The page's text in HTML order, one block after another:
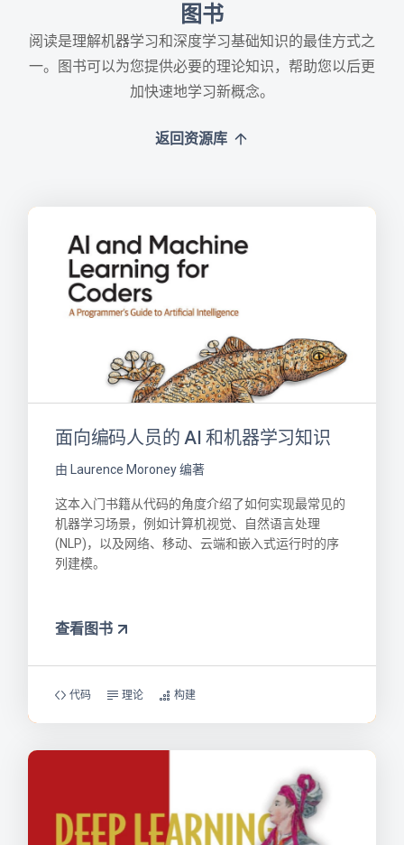
图书
阅读是理解机器学习和深度学习基础知识的最佳方式之
一。图书可以为您提供必要的理论知识，帮助您以后更
加快速地学习新概念。
返回资源库
面向编码人员的 AI 和机器学习知识
由 Laurence Moroney 编著
这本入门书籍从代码的角度介绍了如何实现最常见的
机器学习场景，例如计算机视觉、自然语言处理
(NLP)，以及网络、移动、云端和嵌入式运行时的序
列建模。
查看图书
代码 理论 构建